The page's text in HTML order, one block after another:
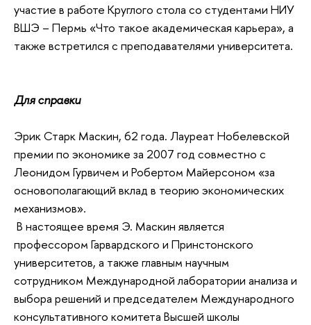
участие в работе Круглого стола со студентами НИУ
ВШЭ – Пермь «Что такое академическая карьера», а
также встретился с преподавателями университета.
Для справки
Эрик Старк Маскин, 62 года. Лауреат Нобелевской
премии по экономике за 2007 год совместно с
Леонидом Гурвичем и Робертом Майерсоном «за
основополагающий вклад в теорию экономических
механизмов».
В настоящее время Э. Маскин является
профессором Гарвардcкого и Принстонского
университетов, а также главным научным
сотрудником Международной лаборатории анализа и
выбора решений и председателем Международного
консультативного комитета Высшей школы